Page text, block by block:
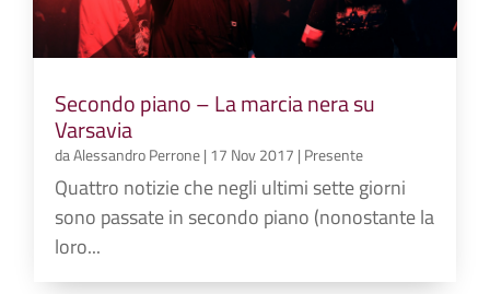
Secondo piano – La marcia nera su
Varsavia
daAlessandro Perrone| 17 Nov 2017 | Presente
Quattro notizie che negli ultimi sette giorni
sono passate in secondo piano (nonostante la
loro...